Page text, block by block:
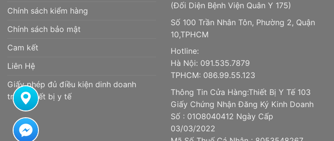
Chính sách kiểm hàng
Chính sách bảo mật
Cam kết
Liên Hệ
Giấy phép đủ điều kiện dinh doanh
trang thiết bị y tế
(Đối Diện Bệnh Viện Quân Y 175)
Số 100 Trần Nhân Tôn, Phường 2, Quận
10,TPHCM
Hotline:
Hà Nội: 091.535.7879
TPHCM: 086.99.55.123
Thông Tin Cửa Hàng:Thiết Bị Y Tế 103
Giấy Chứng Nhận Đăng Ký Kinh Doanh
Số : 01O8040412 Ngày Cấp
03/03/2022